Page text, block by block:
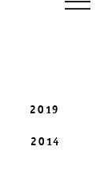
2019
2014